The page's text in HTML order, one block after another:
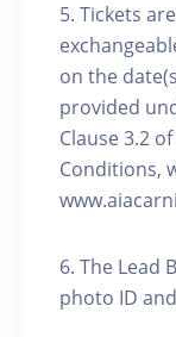
5. Tickets
on the
provided
Clause 3.2
Conditions,
6. ⁠The Lead
photo ID